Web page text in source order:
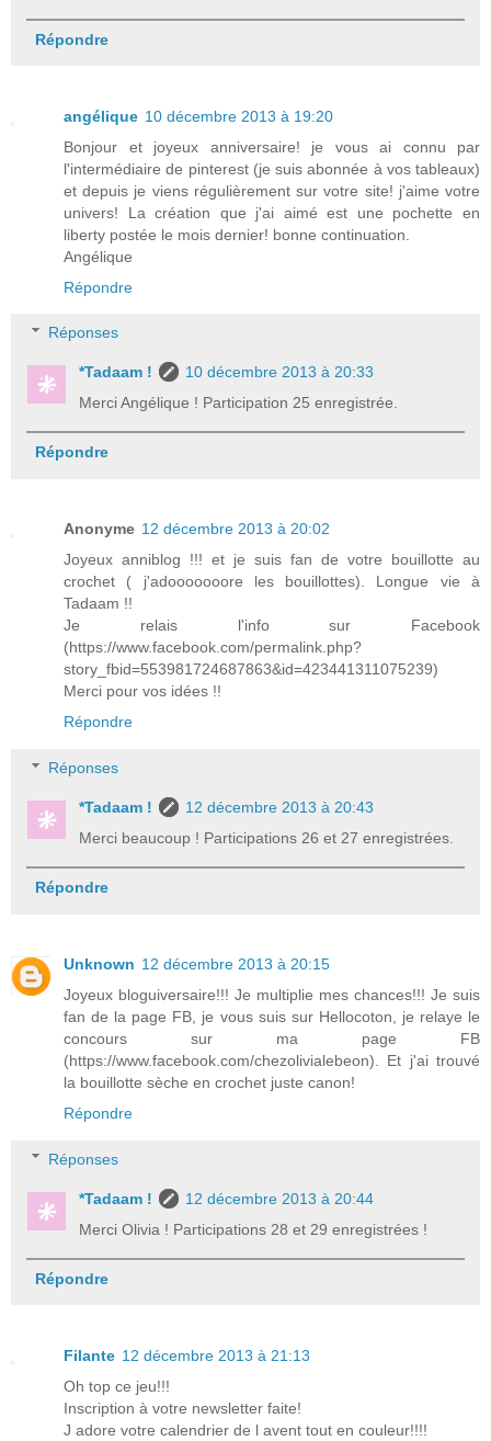
Répondre
angélique 10 décembre 2013 à 19:20
Bonjour et joyeux anniversaire! je vous ai connu par
l'intermédiaire de pinterest (je suis abonnée à vos tableaux)
et depuis je viens régulièrement sur votre site! j'aime votre
univers! La création que j'ai aimé est une pochette en
liberty postée le mois dernier! bonne continuation.
Angélique
Répondre
Réponses
*Tadaam !
10 décembre 2013 à 20:33
Merci Angélique ! Participation 25 enregistrée.
Répondre
Anonyme 12 décembre 2013 à 20:02
Joyeux anniblog !!! et je suis fan de votre bouillotte au
crochet ( j'adooooooore les bouillottes). Longue vie à
Tadaam !!
Je relais l'info sur Facebook
(https://www.facebook.com/permalink.php?
story_fbid=553981724687863&id=423441311075239)
Merci pour vos idées !!
Répondre
Réponses
*Tadaam !
12 décembre 2013 à 20:43
Merci beaucoup ! Participations 26 et 27 enregistrées.
Répondre
Unknown 12 décembre 2013 à 20:15
Joyeux bloguiversaire!!! Je multiplie mes chances!!! Je suis
fan de la page FB, je vous suis sur Hellocoton, je relaye le
concours sur ma page FB
(https://www.facebook.com/chezolivialebeon). Et j'ai trouvé
la bouillotte sèche en crochet juste canon!
Répondre
Réponses
*Tadaam !
12 décembre 2013 à 20:44
Merci Olivia ! Participations 28 et 29 enregistrées !
Répondre
Filante 12 décembre 2013 à 21:13
Oh top ce jeu!!!
Inscription à votre newsletter faite!
J adore votre calendrier de l avent tout en couleur!!!!